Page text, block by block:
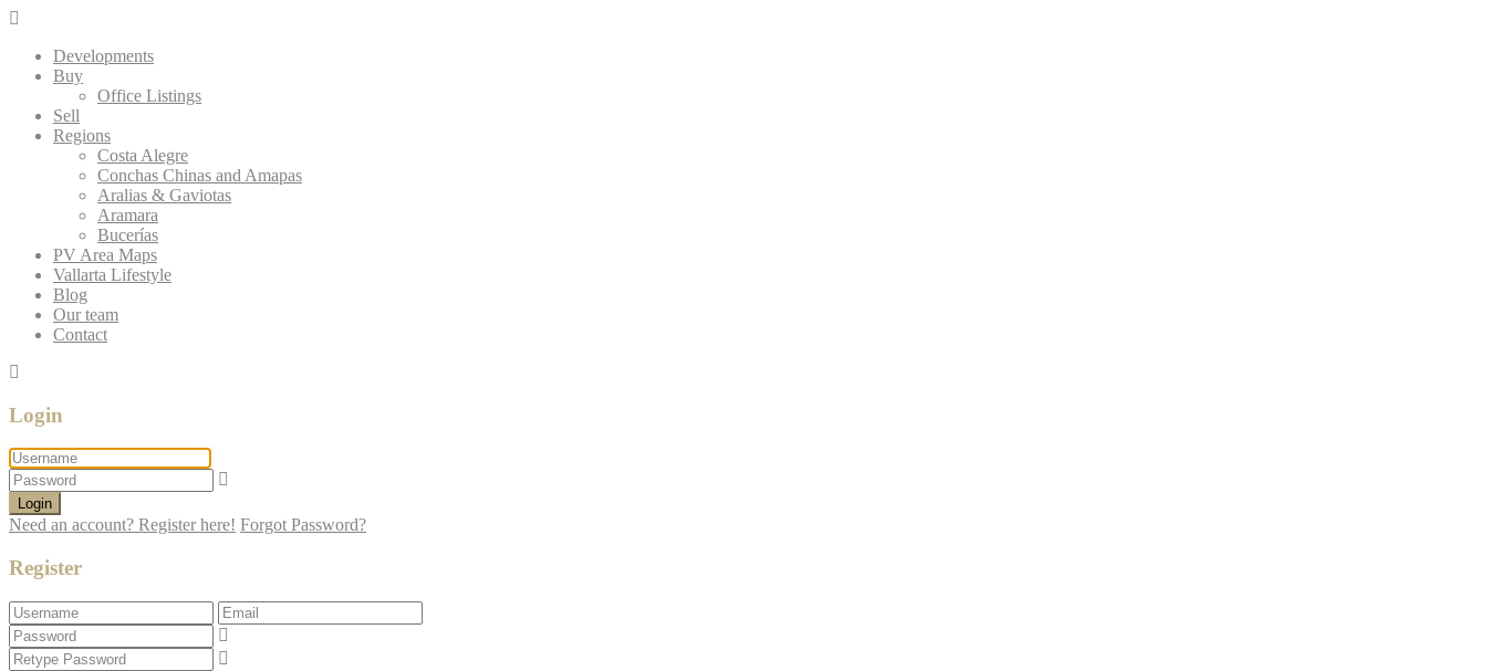
Developments
Buy
Office Listings
Sell
Regions
Costa Alegre
Conchas Chinas and Amapas
Aralias & Gaviotas
Aramara
Bucerías
PV Area Maps
Vallarta Lifestyle
Blog
Our team
Contact
Login
Login
Need an account? Register here! Forgot Password?
Register